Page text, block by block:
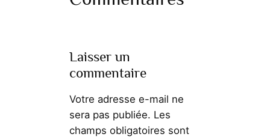
Laisser un
commentaire
Votre adresse e-mail ne
sera pas publiée. Les
champs obligatoires sont